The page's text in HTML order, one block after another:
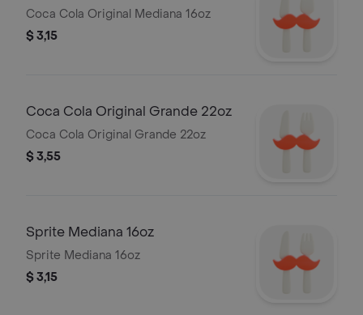
Coca Cola Original Mediana 16oz
$ 3,15
Coca Cola Original Grande 22oz
Coca Cola Original Grande 22oz
$ 3,55
Sprite Mediana 16oz
Sprite Mediana 16oz
$ 3,15